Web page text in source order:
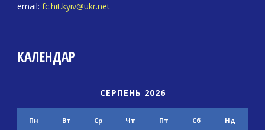
email: fc.hit.kyiv@ukr.net
КАЛЕНДАР
СЕРПЕНЬ 2026
Пн Вт Ср Чт Пт Сб Нд